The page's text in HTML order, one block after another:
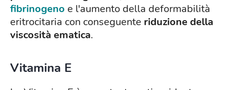
fibrinogeno e l'aumento della deformabilità
eritrocitaria con conseguente riduzione della
viscosità ematica.
Vitamina E